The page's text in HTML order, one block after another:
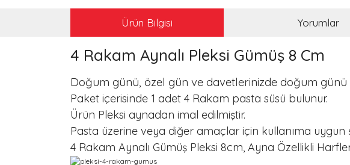
Ürün Bilgisi Yorumlar
4 Rakam Aynalı Pleksi Gümüş 8 Cm
Doğum günü, özel gün ve davetlerinizde doğum günü
Paket içerisinde 1 adet 4 Rakam pasta süsü bulunur.
Ürün Pleksi aynadan imal edilmiştir.
Pasta üzerine veya diğer amaçlar için kullanıma uygun
4 Rakam Aynalı Gümüş Pleksi 8cm, Ayna Özellikli